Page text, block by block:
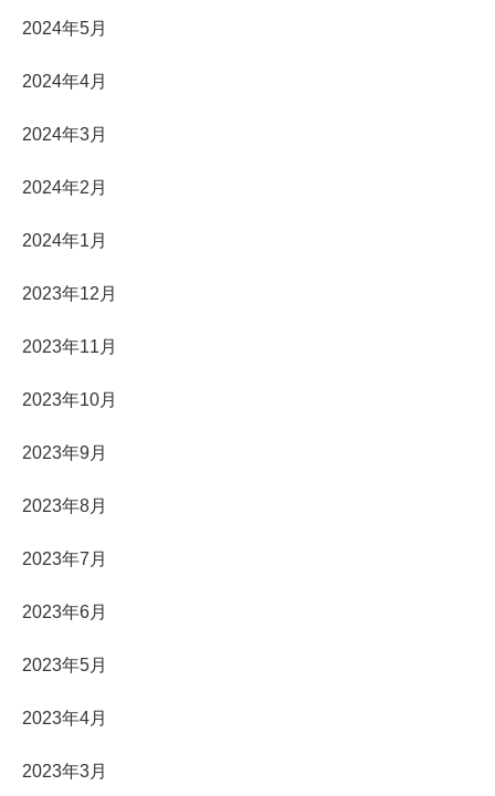
2024年5月
2024年4月
2024年3月
2024年2月
2024年1月
2023年12月
2023年11月
2023年10月
2023年9月
2023年8月
2023年7月
2023年6月
2023年5月
2023年4月
2023年3月